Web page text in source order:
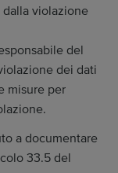
violazione
del
dei dati
misure per
a documentare
33.5 del